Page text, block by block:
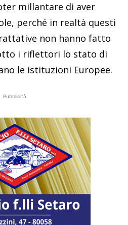
millantare di aver
perché in realtà questi
non hanno fatto
i riflettori lo stato di
le istituzioni Europee.
Pubblicità